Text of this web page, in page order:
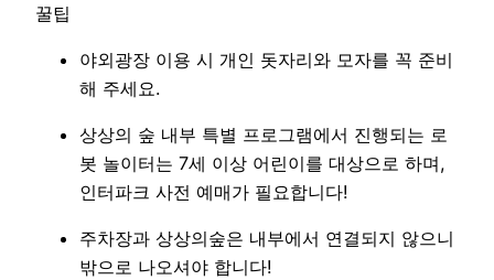
꿀팁
야외광장 이용 시 개인 돗자리와 모자를 꼭 준비
해 주세요.
상상의 숲 내부 특별 프로그램에서 진행되는 로
봇 놀이터는 7세 이상 어린이를 대상으로 하며,
인터파크 사전 예매가 필요합니다!
주차장과 상상의숲은 내부에서 연결되지 않으니
밖으로 나오셔야 합니다!